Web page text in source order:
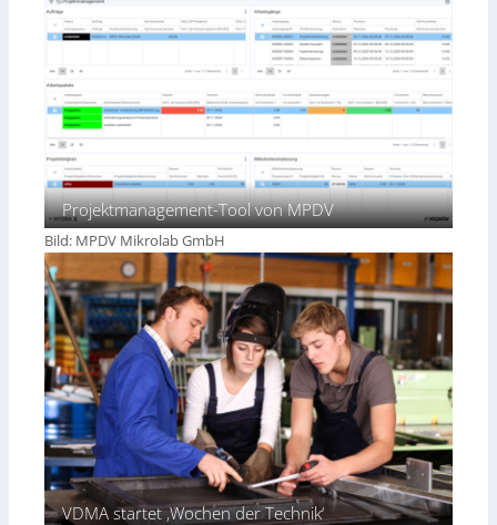
d
e
r
i
Projektmanagement-Tool von MPDV
Bild: MPDV Mikrolab GmbH
VDMA startet ‚Wochen der Technik‘